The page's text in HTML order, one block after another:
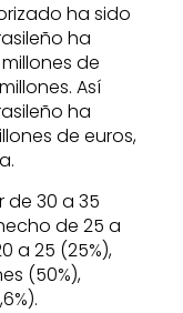
ha sido
ha
de
Así
ha
de euros,
30 a 35
de 25 a
a 25 (25%),
(50%),